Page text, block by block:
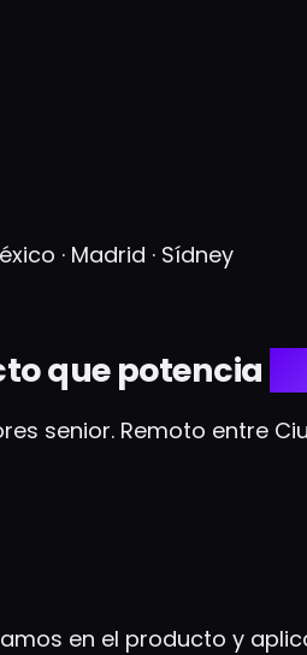
· Madrid · Sídney
que potencia
senior. Remoto entre
en el producto y